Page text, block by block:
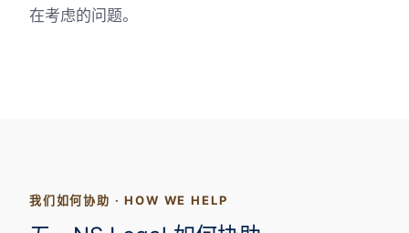
在考虑的问题。
我们如何协助 · HOW WE HELP